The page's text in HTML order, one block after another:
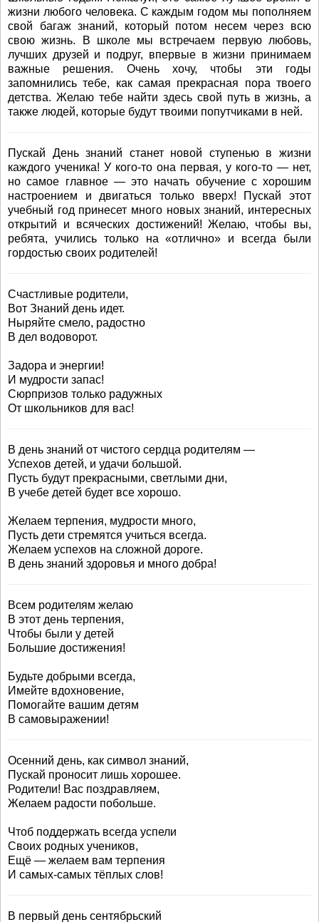
жизни любого человека. С каждым годом мы пополняем
свой багаж знаний, который потом несем через всю
свою жизнь. В школе мы встречаем первую любовь,
лучших друзей и подруг, впервые в жизни принимаем
важные решения. Очень хочу, чтобы эти годы
запомнились тебе, как самая прекрасная пора твоего
детства. Желаю тебе найти здесь свой путь в жизнь, а
также людей, которые будут твоими попутчиками в ней.
Пускай День знаний станет новой ступенью в жизни
каждого ученика! У кого-то она первая, у кого-то — нет,
но самое главное — это начать обучение с хорошим
настроением и двигаться только вверх! Пускай этот
учебный год принесет много новых знаний, интересных
открытий и всяческих достижений! Желаю, чтобы вы,
ребята, учились только на «отлично» и всегда были
гордостью своих родителей!
Счастливые родители,
Вот Знаний день идет.
Ныряйте смело, радостно
В дел водоворот.
Задора и энергии!
И мудрости запас!
Сюрпризов только радужных
От школьников для вас!
В день знаний от чистого сердца родителям —
Успехов детей, и удачи большой.
Пусть будут прекрасными, светлыми дни,
В учебе детей будет все хорошо.
Желаем терпения, мудрости много,
Пусть дети стремятся учиться всегда.
Желаем успехов на сложной дороге.
В день знаний здоровья и много добра!
Всем родителям желаю
В этот день терпения,
Чтобы были у детей
Большие достижения!
Будьте добрыми всегда,
Имейте вдохновение,
Помогайте вашим детям
В самовыражении!
Осенний день, как символ знаний,
Пускай проносит лишь хорошее.
Родители! Вас поздравляем,
Желаем радости побольше.
Чтоб поддержать всегда успели
Своих родных учеников,
Ещё — желаем вам терпения
И самых-самых тёплых слов!
В первый день сентябрьский